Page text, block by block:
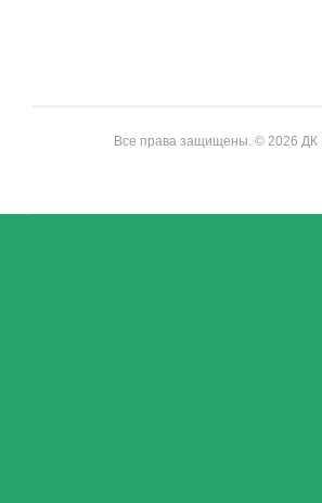
Все права защищены. © 2026 ДК